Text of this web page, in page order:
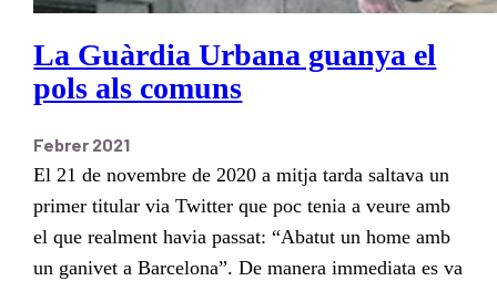
La Guàrdia Urbana guanya el
pols als comuns
Febrer 2021
El 21 de novembre de 2020 a mitja tarda saltava un
primer titular via Twitter que poc tenia a veure amb
el que realment havia passat: “Abatut un home amb
un ganivet a Barcelona”. De manera immediata es va